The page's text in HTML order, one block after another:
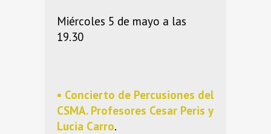
Miércoles 5 de mayo a las
19.30
• Concierto de Percusiones del
CSMA. Profesores Cesar Peris y
Lucia Carro.